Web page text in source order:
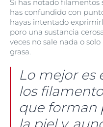
Si has notado filamentos
has confundido con
hayas intentado
poro una sustancia
veces no sale nada o
grasa.
Lo mejor es
los
que forman